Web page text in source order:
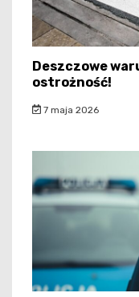
Deszczowe
ostrożność!
7 maja 2026